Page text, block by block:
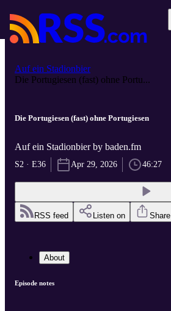
Auf ein Stadionbier
Die Portugiesen (fast) ohne Portu...
Die Portugiesen (fast) ohne Portugiesen
Auf ein Stadionbier by baden.fm
S2 · E36 Apr 29, 2026 46:27
RSS feed Listen on Share
About
Episode notes